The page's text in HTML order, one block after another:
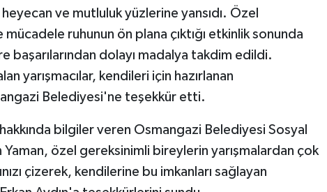
ve mutluluk yüzlerine yansıdı. Özel
ruhunun ön plana çıktığı etkinlik sonunda
başarılarından dolayı madalya takdim edildi.
yarışmacılar, kendileri için hazırlanan
Belediyesi'ne teşekkür etti.
bilgiler veren Osmangazi Belediyesi Sosyal
özel gereksinimli bireylerin yarışmalardan çok
çizerek, kendilerine bu imkanları sağlayan